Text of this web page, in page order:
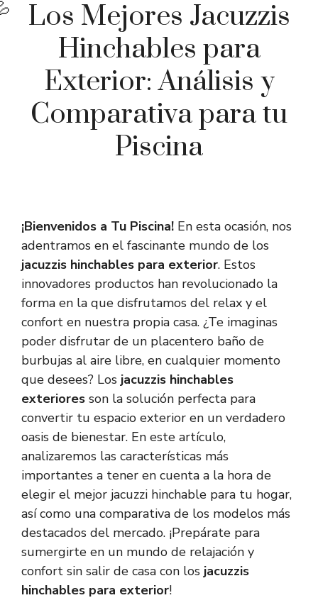
Los Mejores Jacuzzis
Hinchables para
Exterior: Análisis y
Comparativa para tu
Piscina
¡Bienvenidos a Tu Piscina! En esta ocasión, nos
adentramos en el fascinante mundo de los
jacuzzis hinchables para exterior. Estos
innovadores productos han revolucionado la
forma en la que disfrutamos del relax y el
confort en nuestra propia casa. ¿Te imaginas
poder disfrutar de un placentero baño de
burbujas al aire libre, en cualquier momento
que desees? Los jacuzzis hinchables
exteriores son la solución perfecta para
convertir tu espacio exterior en un verdadero
oasis de bienestar. En este artículo,
analizaremos las características más
importantes a tener en cuenta a la hora de
elegir el mejor jacuzzi hinchable para tu hogar,
así como una comparativa de los modelos más
destacados del mercado. ¡Prepárate para
sumergirte en un mundo de relajación y
confort sin salir de casa con los jacuzzis
hinchables para exterior!